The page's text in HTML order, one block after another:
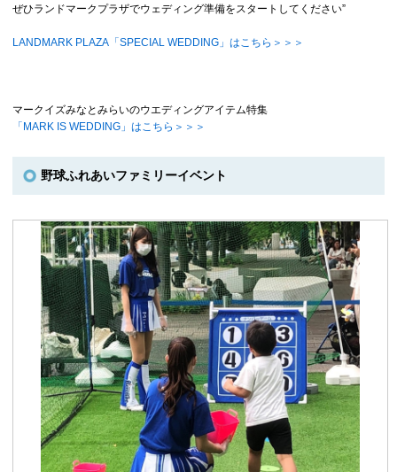
ぜひランドマークプラザでウェディング準備をスタートしてください”
LANDMARK PLAZA「SPECIAL WEDDING」はこちら＞＞＞
マークイズみなとみらいのウエディングアイテム特集
「MARK IS WEDDING」はこちら＞＞＞
野球ふれあいファミリーイベント